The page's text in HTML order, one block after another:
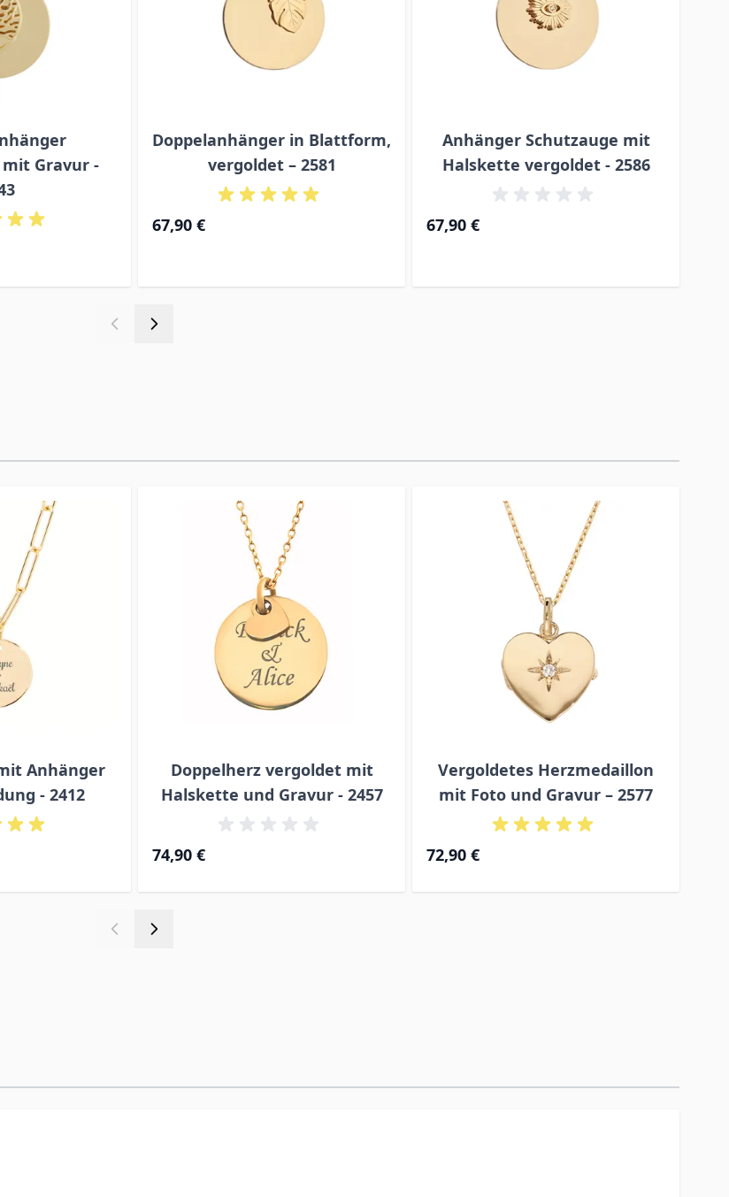
Gravur -
Doppelanhänger in Blattform,
vergoldet – 2581
67,90 €
Anhänger Schutzauge mit
Halskette vergoldet - 2586
67,90 €
Anhänger
- 2412
Doppelherz vergoldet mit
Halskette und Gravur - 2457
74,90 €
Vergoldetes Herzmedaillon
mit Foto und Gravur – 2577
72,90 €